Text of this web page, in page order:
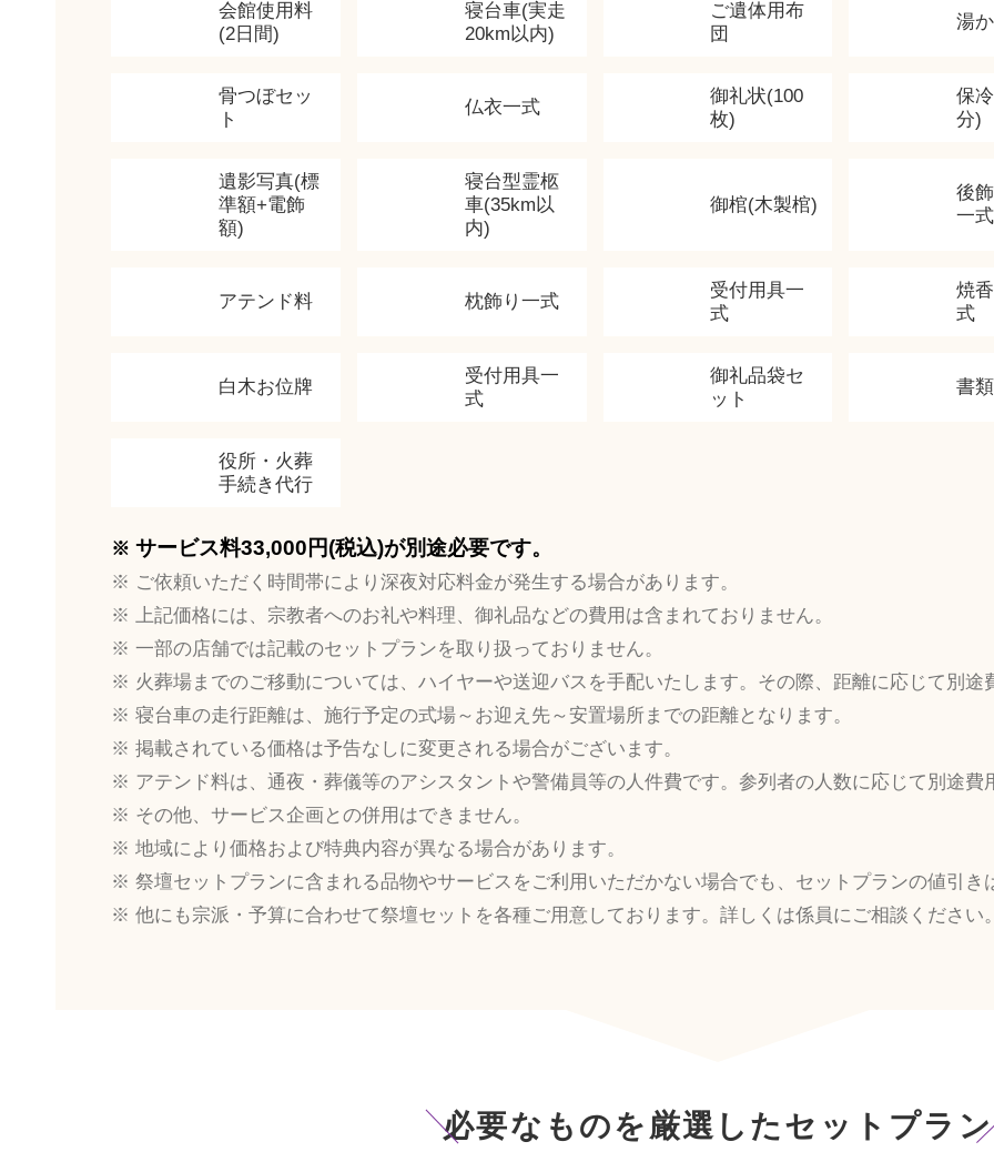
会館使用料
(2日間)
寝台車(実走
20km以内)
ご遺体用布
団
湯
骨つぼセッ
ト
仏衣一式
御礼状(100
枚)
保
分)
遺影写真(標
準額+電飾
額)
寝台型霊柩
車(35km以
内)
御棺(木製棺)
後
一
アテンド料 枕飾り一式
受付用具一
式
焼
式
白木お位牌
受付用具一
式
御礼品袋セ
ット
書
役所・火葬
手続き代行
サービス料33,000円(税込)が別途必要です。
ご依頼いただく時間帯により深夜対応料金が発生する場合があります。
上記価格には、宗教者へのお礼や料理、御礼品などの費用は含まれておりません。
一部の店舗では記載のセットプランを取り扱っておりません。
火葬場までのご移動については、ハイヤーや送迎バスを手配いたします。その際、距離に応じて別途
寝台車の走行距離は、施行予定の式場～お迎え先～安置場所までの距離となります。
掲載されている価格は予告なしに変更される場合がございます。
アテンド料は、通夜・葬儀等のアシスタントや警備員等の人件費です。参列者の人数に応じて別途
その他、サービス企画との併用はできません。
地域により価格および特典内容が異なる場合があります。
祭壇セットプランに含まれる品物やサービスをご利用いただかない場合でも、セットプランの値引き
他にも宗派・予算に合わせて祭壇セットを各種ご用意しております。詳しくは係員にご相談ください
必要なものを厳選したセットプラン